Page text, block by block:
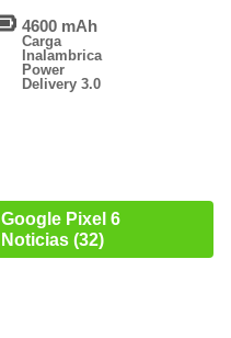
4600 mAh
Carga
Inalambrica
Power
Delivery 3.0
Google Pixel 6
Noticias (32)